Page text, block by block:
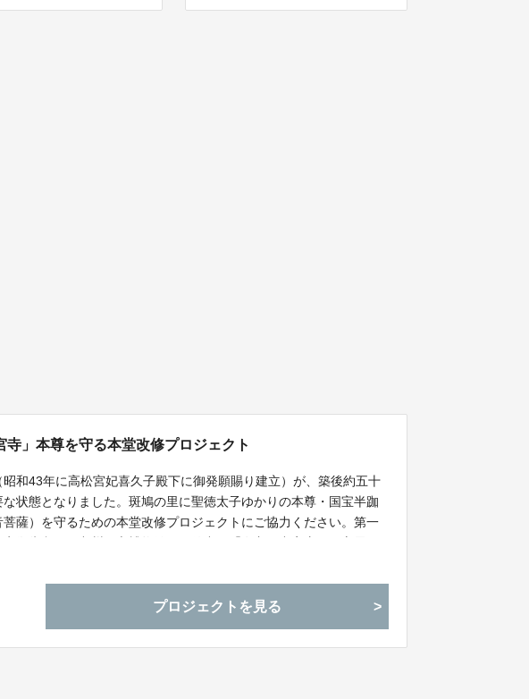
寺」本尊を守る本堂改修プロジェクト
和43年に高松宮妃喜久子殿下に御発願賜り建立）が、築後約五十
状態となりました。斑鳩の里に聖徳太子ゆかりの本尊・国宝半跏
薩）を守るための本堂改修プロジェクトにご協力ください。第一
めてです。
プロジェクトを見る